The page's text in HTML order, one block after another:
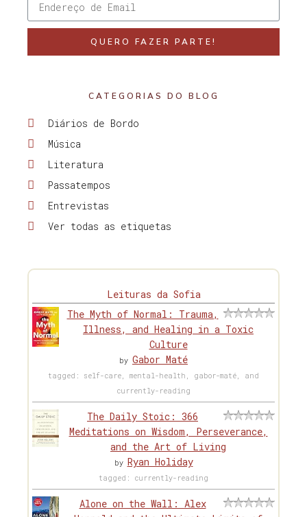
QUERO FAZER PARTE!
CATEGORIAS DO BLOG
Diários de Bordo
Música
Literatura
Passatempos
Entrevistas
Ver todas as etiquetas
Leituras da Sofia
The Myth of Normal: Trauma,
Illness, and Healing in a Toxic
Culture
by Gabor Maté
tagged: self-care, mental-health, gabor-maté, and
currently-reading
The Daily Stoic: 366
Meditations on Wisdom, Perseverance,
and the Art of Living
by Ryan Holiday
tagged: currently-reading
Alone on the Wall: Alex